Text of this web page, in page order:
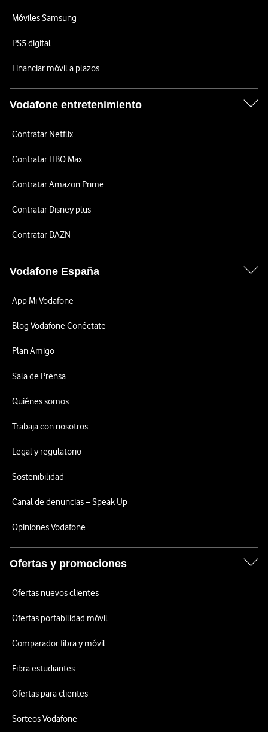
Móviles Samsung
PS5 digital
Financiar móvil a plazos
Vodafone entretenimiento
Contratar Netflix
Contratar HBO Max
Contratar Amazon Prime
Contratar Disney plus
Contratar DAZN
Vodafone España
App Mi Vodafone
Blog Vodafone Conéctate
Plan Amigo
Sala de Prensa
Quiénes somos
Trabaja con nosotros
Legal y regulatorio
Sostenibilidad
Canal de denuncias – Speak Up
Opiniones Vodafone
Ofertas y promociones
Ofertas nuevos clientes
Ofertas portabilidad móvil
Comparador fibra y móvil
Fibra estudiantes
Ofertas para clientes
Sorteos Vodafone